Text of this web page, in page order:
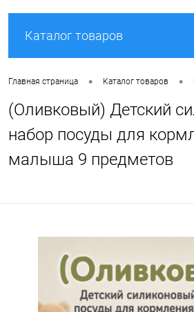
Каталог товаров
Главная страница • Каталог товаров •
(Оливковый) Детский
набор посуды для
малыша 9 предметов